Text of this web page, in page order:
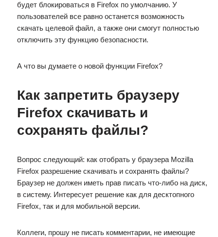
будет блокироваться в Firefox по умолчанию. У
пользователей все равно останется возможность
скачать целевой файл, а также они смогут полностью
отключить эту функцию безопасности.
А что вы думаете о новой функции Firefox?
Как запретить браузеру
Firefox скачивать и
сохранять файлы?
Вопрос следующий: как отобрать у браузера Mozilla
Firefox разрешение скачивать и сохранять файлы?
Браузер не должен иметь прав писать что-либо на диск,
в систему. Интересует решение как для десктопного
Firefox, так и для мобильной версии.
Коллеги, прошу не писать комментарии, не имеющие